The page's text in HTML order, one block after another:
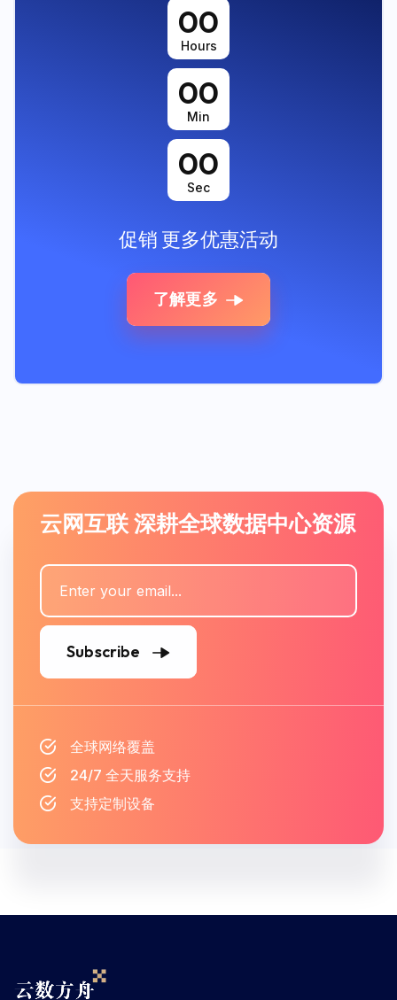
00
Hours
00
Min
00
Sec
促销 更多优惠活动
了解更多
云网互联 深耕全球数据中心资源
Subscribe
全球网络覆盖
24/7 全天服务支持
支持定制设备